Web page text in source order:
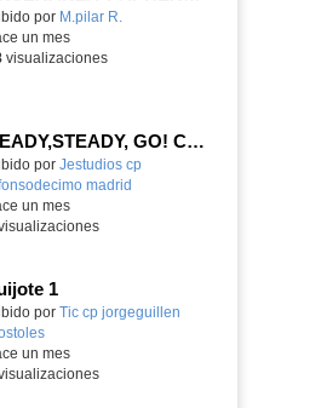
educativo.
por M.pilar R.
un mes
visualizaciones
READY,STEADY, GO! CEIP ALFONSO X EL SABIO
educativo.
por Jestudios cp
madrid
un mes
1
por Tic cp jorgeguillen
-
un mes